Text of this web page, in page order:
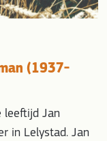
(1937-
leeftijd Jan
in Lelystad. Jan